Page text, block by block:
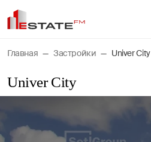
Главная Застройки ​Univer City
​Univer City